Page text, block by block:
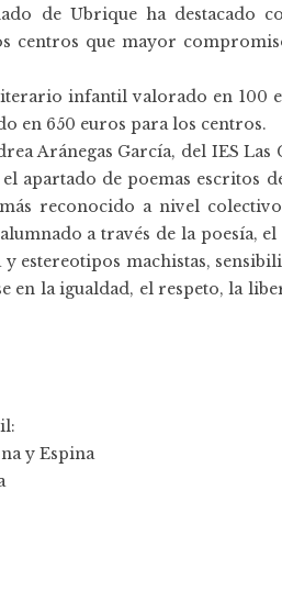
de Ubrique ha destacado
centros que mayor
infantil valorado en 100
en 650 euros para los centros.
Aránegas García, del IES
apartado de poemas escritos
reconocido a nivel
a través de la poesía,
estereotipos machistas,
en la igualdad, el respeto, la
y Espina